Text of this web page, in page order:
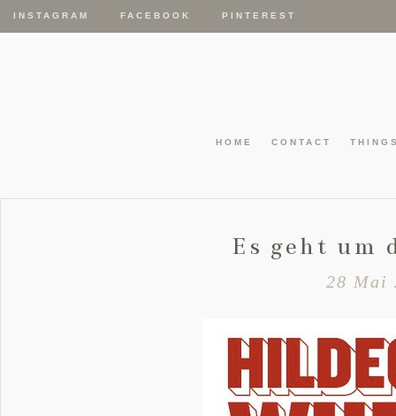
INSTAGRAM FACEBOOK PINTEREST
HOME CONTACT
Es geht um
28 Mai